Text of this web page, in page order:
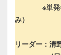
※単発参加
み）
リーダー：清